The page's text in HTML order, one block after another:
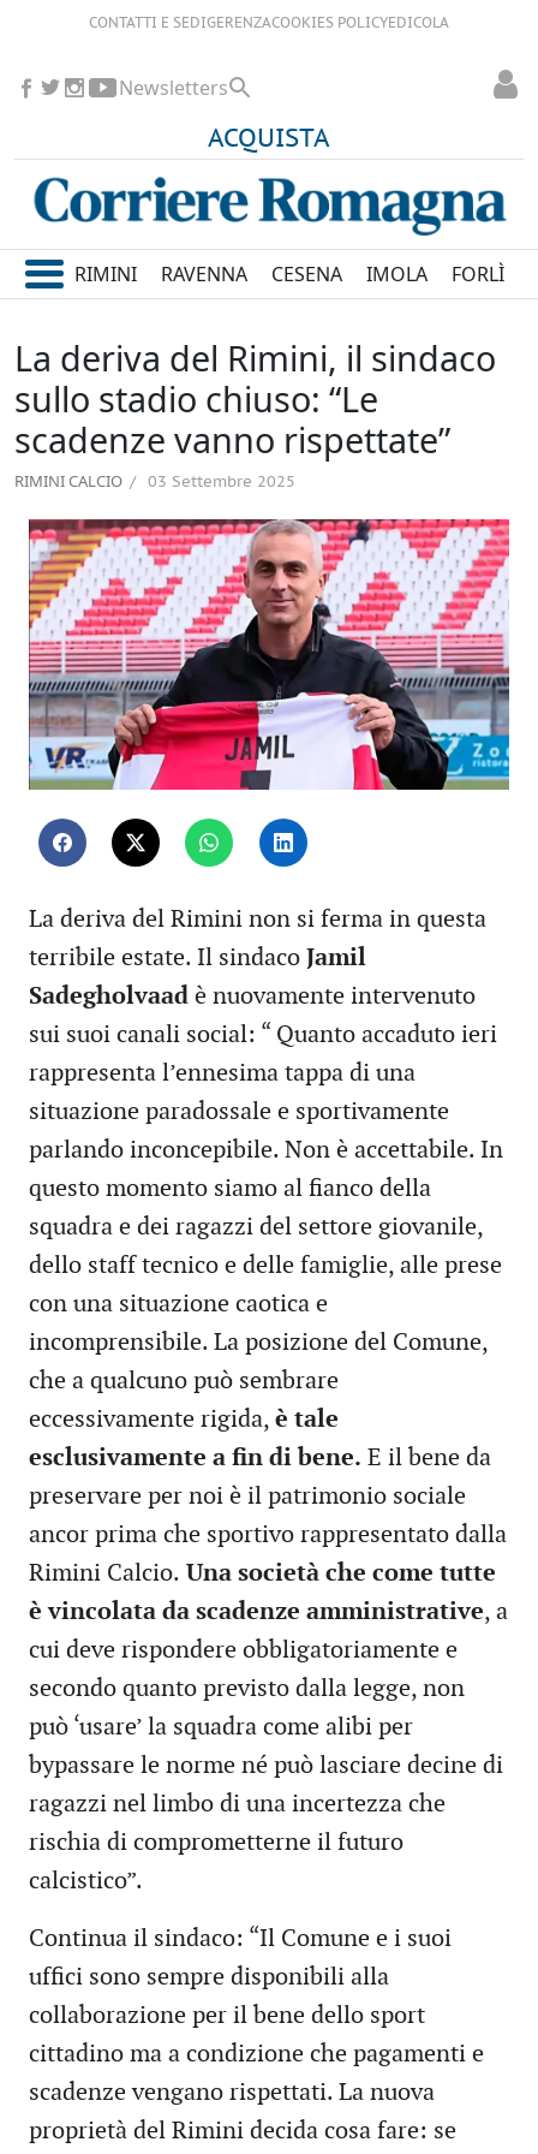
CONTATTI E SEDIGERENZACOOKIES POLICYEDICOLA
ACQUISTA
Newsletters
RIMINI RAVENNA CESENA IMOLA FORLÌ
La deriva del Rimini, il sindaco
sullo stadio chiuso: “Le
scadenze vanno rispettate”
RIMINI CALCIO 03 Settembre 2025
La deriva del Rimini non si ferma in questa
terribile estate. Il sindaco Jamil
Sadegholvaad è nuovamente intervenuto
sui suoi canali social: “ Quanto accaduto ieri
rappresenta l’ennesima tappa di una
situazione paradossale e sportivamente
parlando inconcepibile. Non è accettabile. In
questo momento siamo al fianco della
squadra e dei ragazzi del settore giovanile,
dello staff tecnico e delle famiglie, alle prese
con una situazione caotica e
incomprensibile. La posizione del Comune,
che a qualcuno può sembrare
eccessivamente rigida, è tale
esclusivamente a fin di bene. E il bene da
preservare per noi è il patrimonio sociale
ancor prima che sportivo rappresentato dalla
Rimini Calcio. Una società che come tutte
è vincolata da scadenze amministrative, a
cui deve rispondere obbligatoriamente e
secondo quanto previsto dalla legge, non
può ‘usare’ la squadra come alibi per
bypassare le norme né può lasciare decine di
ragazzi nel limbo di una incertezza che
rischia di comprometterne il futuro
calcistico”.
Continua il sindaco: “Il Comune e i suoi
uffici sono sempre disponibili alla
collaborazione per il bene dello sport
cittadino ma a condizione che pagamenti e
scadenze vengano rispettati. La nuova
proprietà del Rimini decida cosa fare: se